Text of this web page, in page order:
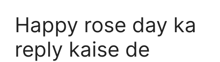
Happy rose day ka
reply kaise de